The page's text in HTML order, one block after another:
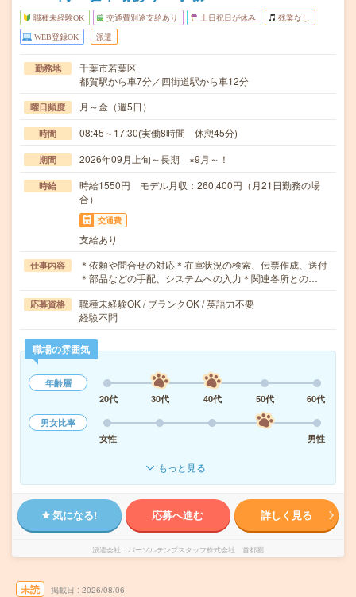
職種未経験OK 交通費別途支給あり 土日祝日が休み 残業なし
WEB登録OK 派遣
勤務地
千葉市若葉区
都賀駅から車7分／四街道駅から車12分
曜日頻度 月～金（週5日）
時間 08:45～17:30(実働8時間 休憩45分)
期間 2026年09月上旬～長期 ※9月～！
時給
時給1550円 モデル月収：260,400円（月21日勤務の場
合）
交通費
支給あり
仕事内容
＊依頼や問合せの対応＊在庫状況の検索、伝票作成、送付
＊部品などの手配、システムへの入力＊関連各所との…
応募資格
職種未経験OK / ブランクOK / 英語力不要
経験不問
職場の雰囲気
年齢層
20代
30代 40代 50代
60代
男女比率
女性
男性
もっと見る
気になる! 応募へ進む 詳しく見る
派遣会社 パーソルテンプスタッフ株式会社 首都圏
未読 掲載日 2026/08/06